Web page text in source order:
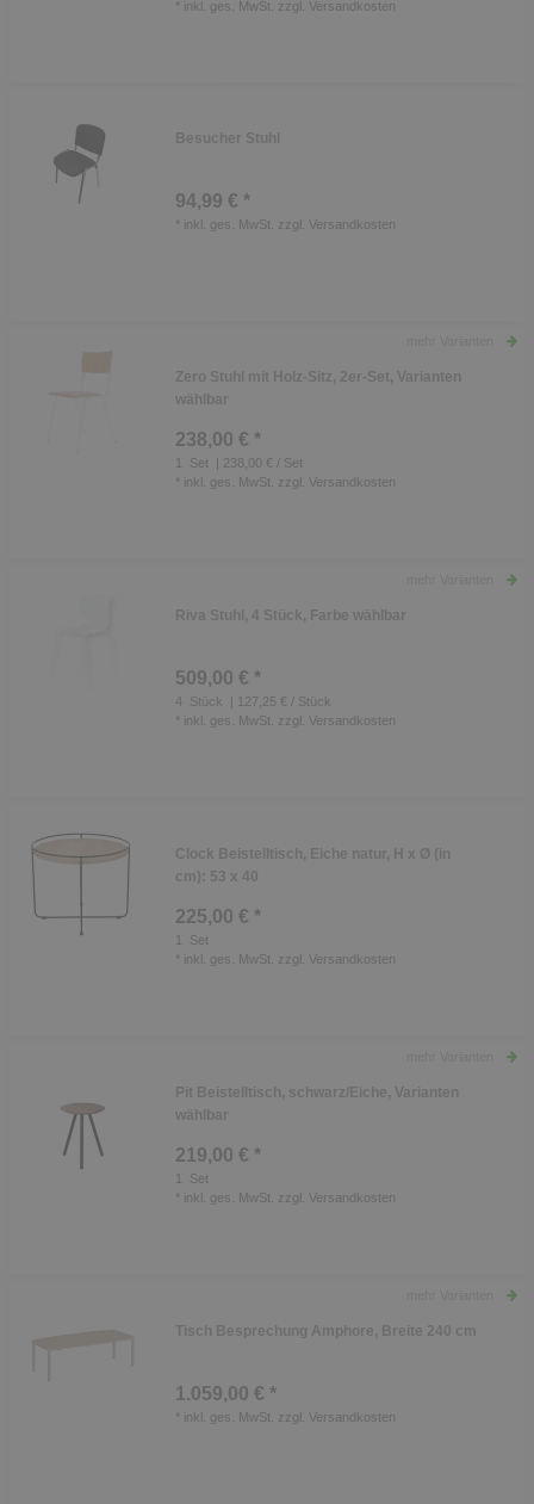
* inkl. ges. MwSt. zzgl. Versandkosten
Besucher Stuhl
94,99 € *
* inkl. ges. MwSt. zzgl. Versandkosten
Zero Stuhl mit Holz-Sitz, 2er-Set, Varianten
wählbar
238,00 € *
Set
| 238,00 € / Set
* inkl. ges. MwSt. zzgl. Versandkosten
Riva Stuhl, 4 Stück, Farbe wählbar
509,00 € *
4 Stück
| 127,25 € / Stück
* inkl. ges. MwSt. zzgl. Versandkosten
Clock Beistelltisch, Eiche natur, H x Ø (in
cm): 53 x 40
225,00 € *
1
Set
* inkl. ges. MwSt. zzgl. Versandkosten
Pit Beistelltisch, schwarz/Eiche, Varianten
wählbar
219,00 € *
1
Set
* inkl. ges. MwSt. zzgl. Versandkosten
Tisch Besprechung Amphore, Breite 240 cm
1.059,00 € *
* inkl. ges. MwSt. zzgl. Versandkosten